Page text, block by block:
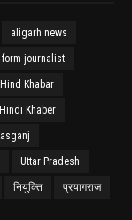
aligarh news
form journalist
Hind Khabar
Hindi Khaber
Uttar Pradesh
नियुक्ति प्रयागराज